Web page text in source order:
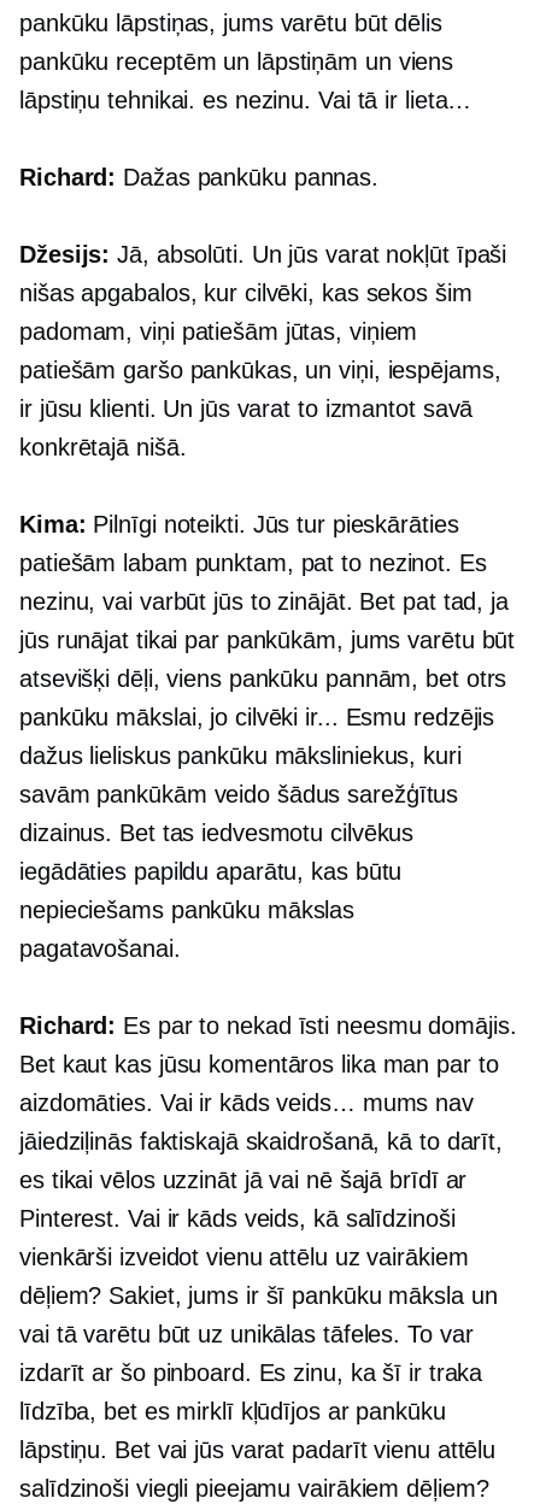
pankūku lāpstiņas, jums varētu būt dēlis
pankūku receptēm un lāpstiņām un viens
lāpstiņu tehnikai. es nezinu. Vai tā ir lieta…
Richard: Dažas pankūku pannas.
Džesijs: Jā, absolūti. Un jūs varat nokļūt īpaši
nišas apgabalos, kur cilvēki, kas sekos šim
padomam, viņi patiešām jūtas, viņiem
patiešām garšo pankūkas, un viņi, iespējams,
ir jūsu klienti. Un jūs varat to izmantot savā
konkrētajā nišā.
Kima: Pilnīgi noteikti. Jūs tur pieskārāties
patiešām labam punktam, pat to nezinot. Es
nezinu, vai varbūt jūs to zinājāt. Bet pat tad, ja
jūs runājat tikai par pankūkām, jums varētu būt
atsevišķi dēļi, viens pankūku pannām, bet otrs
pankūku mākslai, jo cilvēki ir... Esmu redzējis
dažus lieliskus pankūku māksliniekus, kuri
savām pankūkām veido šādus sarežģītus
dizainus. Bet tas iedvesmotu cilvēkus
iegādāties papildu aparātu, kas būtu
nepieciešams pankūku mākslas
pagatavošanai.
Richard: Es par to nekad īsti neesmu domājis.
Bet kaut kas jūsu komentāros lika man par to
aizdomāties. Vai ir kāds veids… mums nav
jāiedziļinās faktiskajā skaidrošanā, kā to darīt,
es tikai vēlos uzzināt jā vai nē šajā brīdī ar
Pinterest. Vai ir kāds veids, kā salīdzinoši
vienkārši izveidot vienu attēlu uz vairākiem
dēļiem? Sakiet, jums ir šī pankūku māksla un
vai tā varētu būt uz unikālas tāfeles. To var
izdarīt ar šo pinboard. Es zinu, ka šī ir traka
līdzība, bet es mirklī kļūdījos ar pankūku
lāpstiņu. Bet vai jūs varat padarīt vienu attēlu
salīdzinoši viegli pieejamu vairākiem dēļiem?